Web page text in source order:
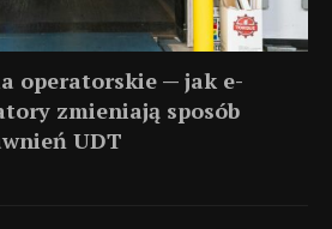
operatorskie — jak e-
zmieniają sposób
UDT